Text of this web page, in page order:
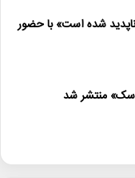
شده است» با حضور
منتشر شد